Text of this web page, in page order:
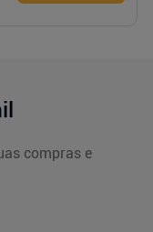
compras e